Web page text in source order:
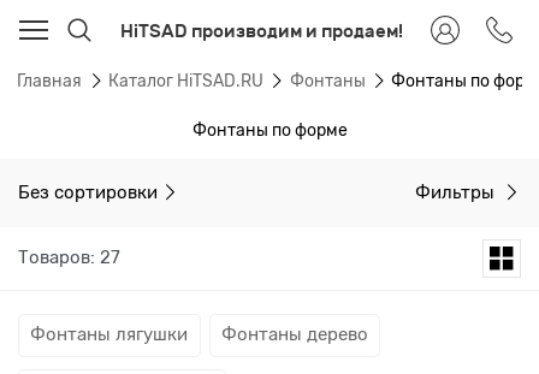
HiTSAD производим и продаем!
Главная Каталог HiTSAD.RU Фонтаны Фонтаны по
Фонтаны по форме
Без сортировки Фильтры
Товаров: 27
Фонтаны лягушки Фонтаны дерево